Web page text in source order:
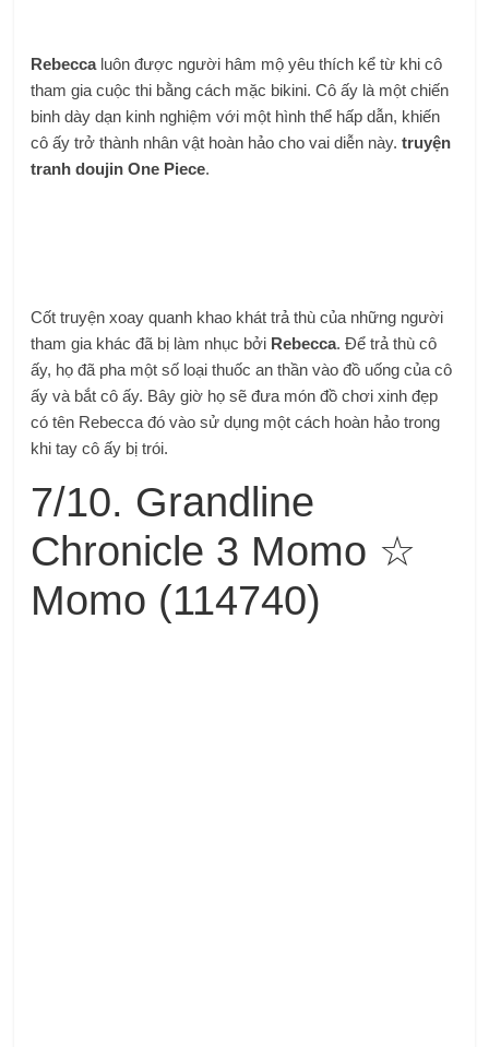
Rebecca luôn được người hâm mộ yêu thích kể từ khi cô
tham gia cuộc thi bằng cách mặc bikini. Cô ấy là một chiến
binh dày dạn kinh nghiệm với một hình thể hấp dẫn, khiến
cô ấy trở thành nhân vật hoàn hảo cho vai diễn này.truyện
tranh doujin One Piece.
Cốt truyện xoay quanh khao khát trả thù của những người
tham gia khác đã bị làm nhục bởi Rebecca. Để trả thù cô
ấy, họ đã pha một số loại thuốc an thần vào đồ uống của cô
ấy và bắt cô ấy. Bây giờ họ sẽ đưa món đồ chơi xinh đẹp
có tên Rebecca đó vào sử dụng một cách hoàn hảo trong
khi tay cô ấy bị trói.
7/10. Grandline
Chronicle 3 Momo ☆
Momo (114740)